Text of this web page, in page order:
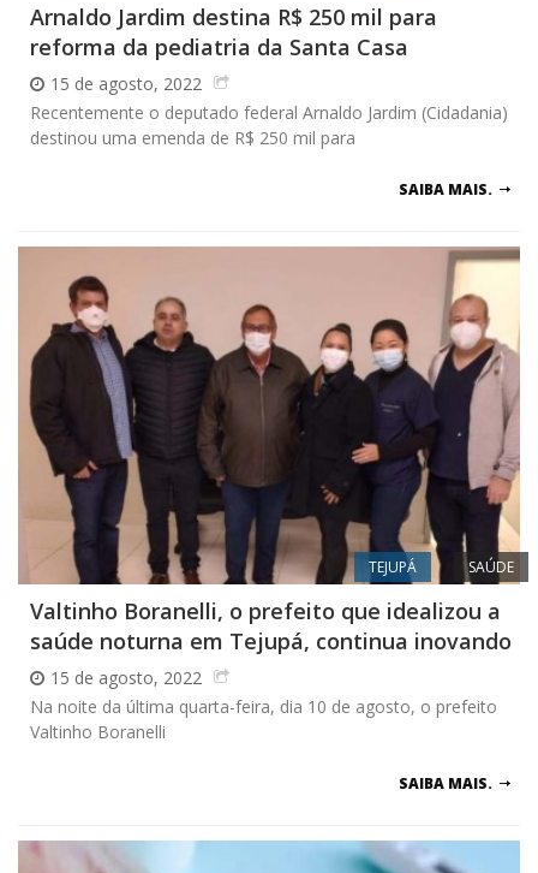
Arnaldo Jardim destina R$ 250 mil para
reforma da pediatria da Santa Casa
15 de agosto, 2022
Recentemente o deputado federal Arnaldo Jardim (Cidadania)
destinou uma emenda de R$ 250 mil para
SAIBA MAIS.
TEJUPÁ SAÚDE
Valtinho Boranelli, o prefeito que idealizou a
saúde noturna em Tejupá, continua inovando
15 de agosto, 2022
Na noite da última quarta-feira, dia 10 de agosto, o prefeito
Valtinho Boranelli
SAIBA MAIS.